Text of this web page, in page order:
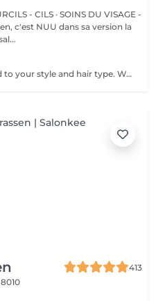
- CILS · SOINS DU VISAGE -
A professional haircut tailored to your style and hair type. We begin with a short consultation to discuss your expectations, followed by a gentle wash while you relax lying comfortably in our Maletti chair, a precise cut, and a smooth blow-dry. We use Dyson Pro tools that protect your hair from excessive heat and deliver a sleek, polished finish. LaBiosthétique care and styling products provide holistic care for hair and scalp, combining scientific research with carefully selected natural ingredients. All brushes are sanitised with Sibel equipment, which effectively removes hair, product buildup, and impurities while reducing bacteria on the brush surface to maintain high hygiene standards for every client.
413